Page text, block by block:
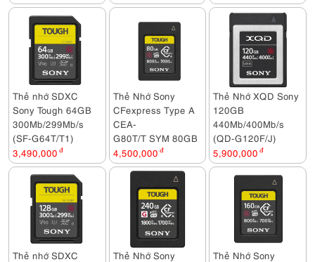
Thẻ nhớ SDXC
Sony Tough 64GB
300Mb/299Mb/s
(SF-G64T/T1)
3,490,000 đ
Thẻ Nhớ Sony
CFexpress Type A
CEA-
G80T/T SYM 80GB
4,500,000 đ
Thẻ Nhớ XQD Sony
120GB
440Mb/400Mb/s
(QD-G120F/J)
5,900,000 đ
Thẻ nhớ SDXC
Thẻ Nhớ Sony
Thẻ Nhớ Sony